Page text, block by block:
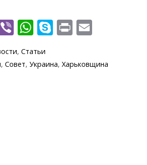
Vi
b
er
W
h
at
s
S
k
y
p
Pr
in
t ai
l
, Статьи
, Совет, Украина, Харьковщина